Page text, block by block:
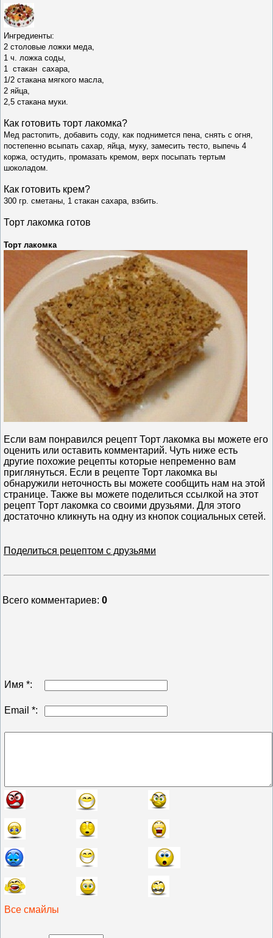
Ингредиенты:
2 столовые ложки меда,
1 ч. ложка соды,
1 стакан сахара,
1/2 стакана мягкого масла,
2 яйца,
2,5 стакана муки.
Как готовить торт лакомка?
Мед растопить, добавить соду, как поднимется пена, снять с огня,
постепенно всыпать сахар, яйца, муку, замесить тесто, выпечь 4
коржа, остудить, промазать кремом, верх посыпать тертым
шоколадом.
Как готовить крем?
300 гр. сметаны, 1 стакан сахара, взбить.
Торт лакомка готов
Торт лакомка
Если вам понравился рецепт Торт лакомка вы можете его
оценить или оставить комментарий. Чуть ниже есть
другие похожие рецепты которые непременно вам
приглянуться. Если в рецепте Торт лакомка вы
обнаружили неточность вы можете сообщить нам на этой
странице. Также вы можете поделиться ссылкой на этот
рецепт Торт лакомка со своими друзьями. Для этого
достаточно кликнуть на одну из кнопок социальных сетей.
Поделиться рецептом с друзьями
Всего комментариев: 0
Имя *:
Email *:
Все смайлы